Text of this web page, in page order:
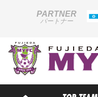
PARTNER
パートナー